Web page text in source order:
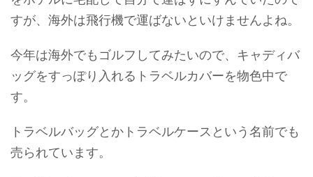
すが、海外は飛行機で運ばないといけませんよね。
今年は海外でもゴルフしてみたいので、キャディバ
ッグをすっぽり入れるトラベルカバーを物色中で
す。
トラベルバッグとかトラベルケースという名前でも
売られています。